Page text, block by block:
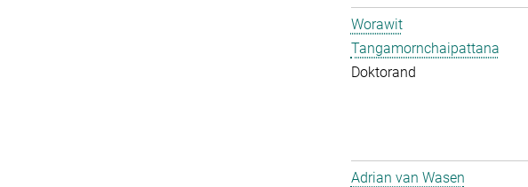
Worawit
Tangamornchaipattana
Doktorand
Adrian van Wasen